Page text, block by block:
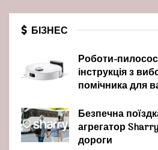
БІЗНЕС
Роботи-
інструкція з
помічника для
Безпечна
агрегатор
дороги